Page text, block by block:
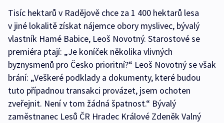
Tisíc hektarů v Radějově chce za 1 400 hektarů lesa
v jiné lokalitě získat nájemce obory myslivec, bývalý
vlastník Hamé Babice, Leoš Novotný. Starostové se
premiéra ptají: „Je koníček několika vlivných
byznysmenů pro Česko prioritní?“ Leoš Novotný se však
brání: „Veškeré podklady a dokumenty, které budou
tuto případnou transakci provázet, jsem ochoten
zveřejnit. Není v tom žádná špatnost.“ Bývalý
zaměstnanec Lesů ČR Hradec Králové Zdeněk Valný